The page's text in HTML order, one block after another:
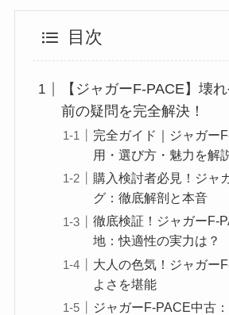
目次
【ジャガーF-PACE】壊
前の疑問を完全解決！
完全ガイド｜ジャガー
用・選び方・魅力を解
購入検討者必見！ジャ
グ：徹底解剖と本音
徹底検証！ジャガーF-
地：快適性の実力は？
大人の色気！ジャガー
よさを堪能
ジャガーF-PACE中古